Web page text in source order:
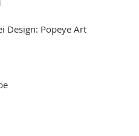
Design: Popeye Art